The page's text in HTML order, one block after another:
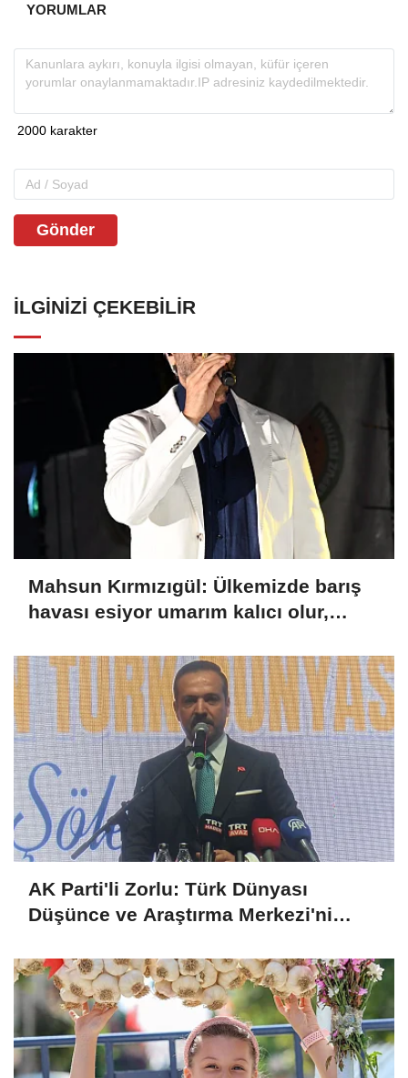
YORUMLAR
Gönder
İLGINIZI ÇEKEBILIR
Mahsun Kırmızıgül: Ülkemizde barış
havası esiyor umarım kalıcı olur,
AK Parti'li Zorlu: Türk Dünyası
Düşünce ve Araştırma Merkezi'ni